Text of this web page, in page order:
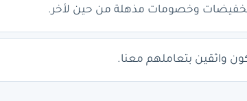
وخصومات مذهلة من حين لأخر.
واثقين بتعاملهم معنا.